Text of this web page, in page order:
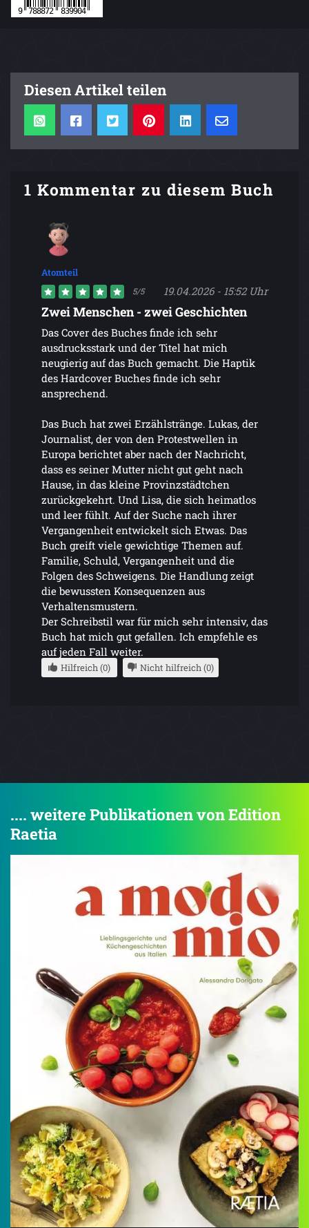
Diesen Artikel teilen
1 Kommentar zu diesem Buch
Atomteil
5/5 19.04.2026 - 15:52 Uhr
Zwei Menschen - zwei Geschichten
Das Cover des Buches finde ich sehr
ausdrucksstark und der Titel hat mich
neugierig auf das Buch gemacht. Die Haptik
des Hardcover Buches finde ich sehr
ansprechend.
Das Buch hat zwei Erzählstränge. Lukas, der
Journalist, der von den Protestwellen in
Europa berichtet aber nach der Nachricht,
dass es seiner Mutter nicht gut geht nach
Hause, in das kleine Provinzstädtchen
zurückgekehrt. Und Lisa, die sich heimatlos
und leer fühlt. Auf der Suche nach ihrer
Vergangenheit entwickelt sich Etwas. Das
Buch greift viele gewichtige Themen auf.
Familie, Schuld, Vergangenheit und die
Folgen des Schweigens. Die Handlung zeigt
die bewussten Konsequenzen aus
Verhaltensmustern.
Der Schreibstil war für mich sehr intensiv, das
Buch hat mich gut gefallen. Ich empfehle es
auf jeden Fall weiter.
Hilfreich (0) Nicht hilfreich (0)
.... weitere Publikationen von Edition
Raetia
4.4